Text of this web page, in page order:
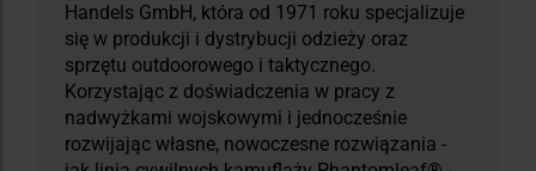
Handels GmbH, która od 1971 roku specjalizuje
się w produkcji i dystrybucji odzieży oraz
sprzętu outdoorowego i taktycznego.
Korzystając z doświadczenia w pracy z
nadwyżkami wojskowymi i jednocześnie
rozwijając własne, nowoczesne rozwiązania -